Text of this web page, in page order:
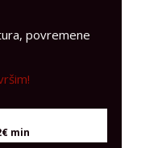
povremene
min